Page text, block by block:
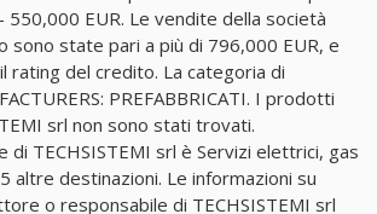
550,000 EUR. Le vendite della società
sono state pari a più di 796,000 EUR, e
rating del credito. La categoria di
PREFABBRICATI. I prodotti
srl non sono stati trovati.
di TECHSISTEMI srl è Servizi elettrici, gas
altre destinazioni. Le informazioni su
o responsabile di TECHSISTEMI srl